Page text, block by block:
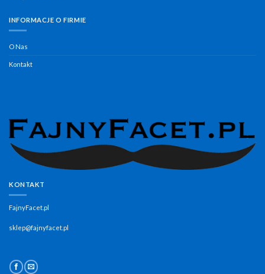
INFORMACJE O FIRMIE
O Nas
Kontakt
KONTAKT
FajnyFacet.pl
sklep@fajnyfacet.pl